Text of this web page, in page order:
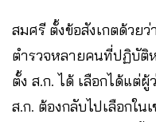
สมศรี ตั้งข้อสังเกตด้วย
ตำรวจหลายคนที่ปฏิบัติ
ตั้ง ส.ก. ได้ เลือกได้แต่ผู้
ส.ก. ต้องกลับไปเลือกใ